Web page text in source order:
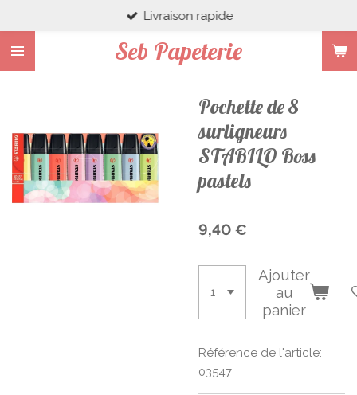
au
contenu
principal
Seb Papeterie
Livraison rapide
Pochette de 8
surligneurs
STABILO Boss
pastels
9,40 €
Ajouter
au
panier
Référence de l'article:
03547